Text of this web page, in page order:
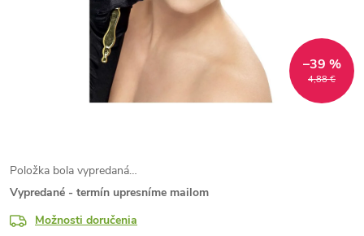
4,88 €
–39 %
Položka bola vypredaná…
Vypredané - termín upresníme mailom
Možnosti doručenia